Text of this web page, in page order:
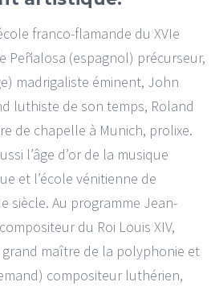
franco-flamande du XVIe
Peñalosa (espagnol) précurseur,
madrigaliste éminent, John
luthiste de son temps, Roland
de chapelle à Munich, prolixe.
l’âge d’or de la musique
et l’école vénitienne de
siècle. Au programme Jean-
du Roi Louis XIV,
maître de la polyphonie et
compositeur luthérien,